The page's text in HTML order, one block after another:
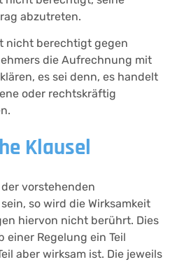
abzutreten.
nicht berechtigt gegen
die Aufrechnung mit
es sei denn, es handelt
oder rechtskräftig
Klausel
vorstehenden
so wird die Wirksamkeit
hiervon nicht berührt. Dies
Regelung ein Teil
aber wirksam ist. Die jeweils